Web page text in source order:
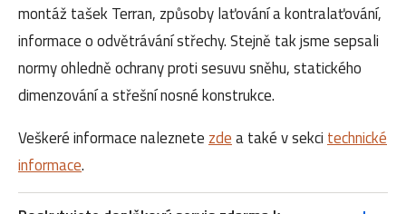
montáž tašek Terran, způsoby laťování a kontralaťování,
informace o odvětrávání střechy. Stejně tak jsme sepsali
normy ohledně ochrany proti sesuvu sněhu, statického
dimenzování a střešní nosné konstrukce.
Veškeré informace naleznete zdea také v sekci technické
informace.